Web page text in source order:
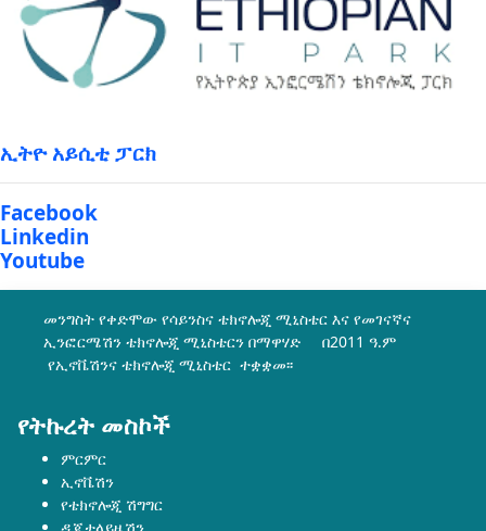
ኢትዮ አይሲቲ ፓርክ
Facebook
Linkedin
Youtube
መንግስት የቀድሞው የሳይንስና ቴክኖሎጂ ሚኒስቴር እና የመገናኛና
ኢንፎርሜሽን ቴክኖሎጂ ሚኒስቴርን በማዋሃድ በ2011 ዓ.ም
የኢኖቬሽንና ቴክኖሎጂ ሚኒስቴር ተቋቋመ፡፡
የትኩረት መስኮች
ምርምር
ኢኖቬሽን
የቴክኖሎጂ ሽግግር